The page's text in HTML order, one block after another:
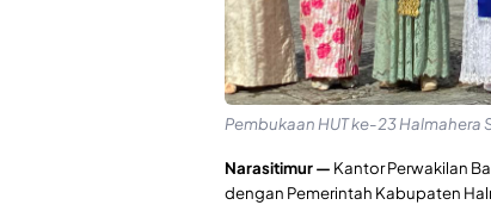
Pembukaan HUT ke-23 Halmahera
Narasitimur — Kantor Perwakilan
dengan Pemerintah Kabupaten